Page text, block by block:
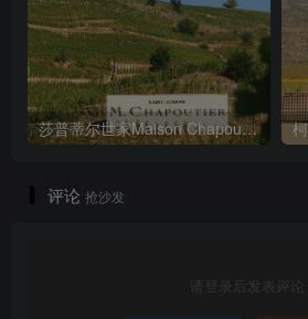
莎普蒂尔世家Maison Chapoutier
评论 抢沙发
请登录后发表评论